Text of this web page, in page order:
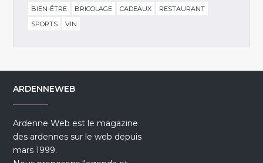
BIEN-ÊTRE
BRICOLAGE CADEAUX
RESTAURANT
SPORTS
VIN
ARDENNEWEB
Ardenne Web est le magazine
des ardennes sur le web depuis
mars 1999.